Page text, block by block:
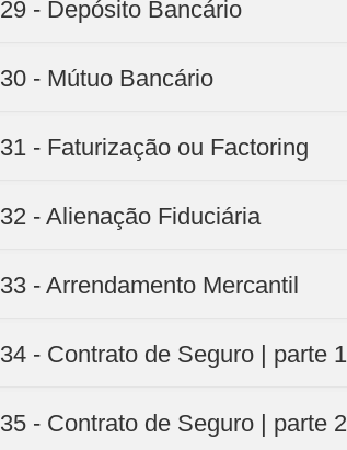
29 - Depósito Bancário
30 - Mútuo Bancário
31 - Faturização ou Factoring
32 - Alienação Fiduciária
33 - Arrendamento Mercantil
34 - Contrato de Seguro | parte 1
35 - Contrato de Seguro | parte 2